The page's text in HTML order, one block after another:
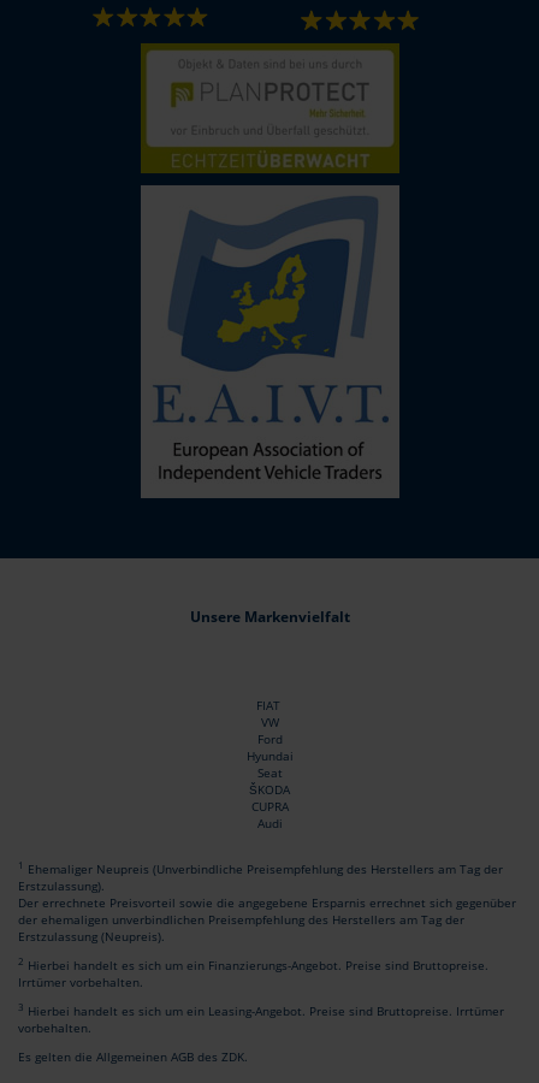
Unsere Markenvielfalt
FIAT
VW
Ford
Hyundai
Seat
ŠKODA
CUPRA
Audi
1 Ehemaliger Neupreis (Unverbindliche Preisempfehlung des Herstellers am Tag der
Erstzulassung).
Der errechnete Preisvorteil sowie die angegebene Ersparnis errechnet sich gegenüber
der ehemaligen unverbindlichen Preisempfehlung des Herstellers am Tag der
Erstzulassung (Neupreis).
2 Hierbei handelt es sich um ein Finanzierungs-Angebot. Preise sind Bruttopreise.
Irrtümer vorbehalten.
3 Hierbei handelt es sich um ein Leasing-Angebot. Preise sind Bruttopreise. Irrtümer
vorbehalten.
Es gelten die Allgemeinen AGB des ZDK.